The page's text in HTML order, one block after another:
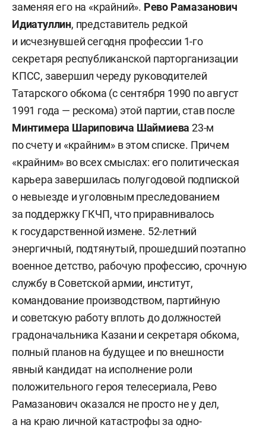
заменяя его на «крайний». Рево Рамазанович
Идиатуллин, представитель редкой
и исчезнувшей сегодня профессии 1-го
секретаря республиканской парторганизации
КПСС, завершил череду руководителей
Татарского обкома (с сентября 1990 по август
1991 года — рескома) этой партии, став после
Минтимера Шариповича Шаймиева 23-м
по счету и «крайним» в этом списке. Причем
«крайним» во всех смыслах: его политическая
карьера завершилась полугодовой подпиской
о невыезде и уголовным преследованием
за поддержку ГКЧП, что приравнивалось
к государственной измене. 52-летний
энергичный, подтянутый, прошедший поэтапно
военное детство, рабочую профессию, срочную
службу в Советской армии, институт,
командование производством, партийную
и советскую работу вплоть до должностей
градоначальника Казани и секретаря обкома,
полный планов на будущее и по внешности
явный кандидат на исполнение роли
положительного героя телесериала, Рево
Рамазанович оказался не просто не у дел,
а на краю личной катастрофы за одно-